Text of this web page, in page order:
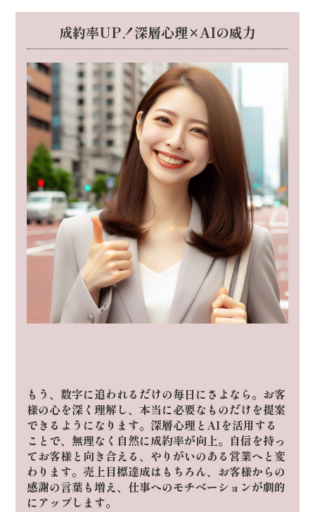
成約率UP！深層心理×AIの威力
もう、数字に追われるだけの毎日にさよなら。 お客
様の心を深く理解し、本当に必要なものだけを提案
できるようになります。 深層心理とAIを活用する
ことで、無理なく自然に成約率が向上。 自信を持っ
てお客様と向き合える、やりがいのある営業へと変
わります。 売上目標達成はもちろん、お客様からの
感謝の言葉も増え、仕事へのモチベーションが劇的
にアップします。